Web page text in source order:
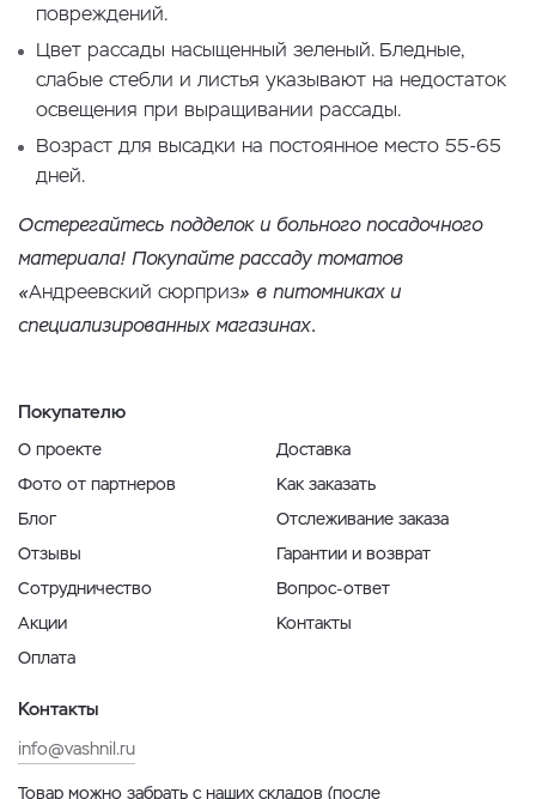
повреждений.
Цвет рассады насыщенный зеленый. Бледные,
слабые стебли и листья указывают на недостаток
освещения при выращивании рассады.
Возраст для высадки на постоянное место 55-65
дней.
Остерегайтесь подделок и больного посадочного
материала! Покупайте рассаду томатов
«Андреевский сюрприз» в питомниках и
специализированных магазинах.
Покупателю
О проекте
Фото от партнеров
Блог
Отзывы
Сотрудничество
Акции
Оплата
Доставка
Как заказать
Отслеживание заказа
Гарантии и возврат
Вопрос-ответ
Контакты
Контакты
info@vashnil.ru
Товар можно забрать с наших складов (после